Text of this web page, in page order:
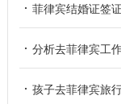
菲律宾结婚证签
分析去菲律宾工
孩子去菲律宾旅